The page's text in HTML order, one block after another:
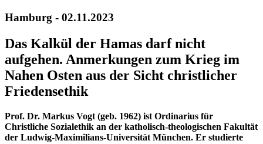
Hamburg - 02.11.2023
Das Kalkül der Hamas darf nicht
aufgehen. Anmerkungen zum Krieg im
Nahen Osten aus der Sicht christlicher
Friedensethik
Prof. Dr. Markus Vogt (geb. 1962) ist Ordinarius für
Christliche Sozialethik an der katholisch-theologischen Fakultät
der Ludwig-Maximilians-Universität München. Er studierte